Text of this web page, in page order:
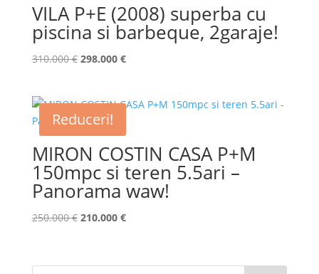
VILA P+E (2008) superba cu
piscina si barbeque, 2garaje!
310.000€ Prețul
fost:
310.000 €.
298.000 €Prețul
298.000 €.
Reduceri!
MIRON COSTIN CASA P+M
150mpc si teren 5.5ari –
Panorama waw!
250.000€ Prețul
fost:
210.000 €Prețul
210.000 €.